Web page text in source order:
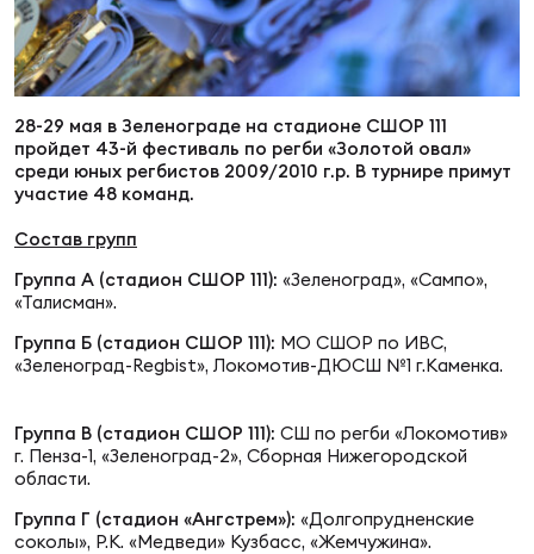
Регионы
Сборные
Магазин
Контакты
28-29 мая в Зеленограде на стадионе СШОР 111
пройдет 43-й фестиваль по регби «Золотой овал»
среди юных регбистов 2009/2010 г.р. В турнире примут
участие 48 команд.
Состав групп
Группа А (стадион СШОР 111): «Зеленоград», «Сампо»,
«Талисман».
Группа Б (стадион СШОР 111): МО СШОР по ИВС,
«Зеленоград-Regbist», Локомотив-ДЮСШ №1 г.Каменка.
Группа В (стадион СШОР 111): СШ по регби «Локомотив»
г. Пенза-1, «Зеленоград-2», Сборная Нижегородской
области.
Группа Г (стадион «Ангстрем»): «Долгопрудненские
соколы», Р.К. «Медведи» Кузбасс, «Жемчужина».
ОТПРАВИТЬ